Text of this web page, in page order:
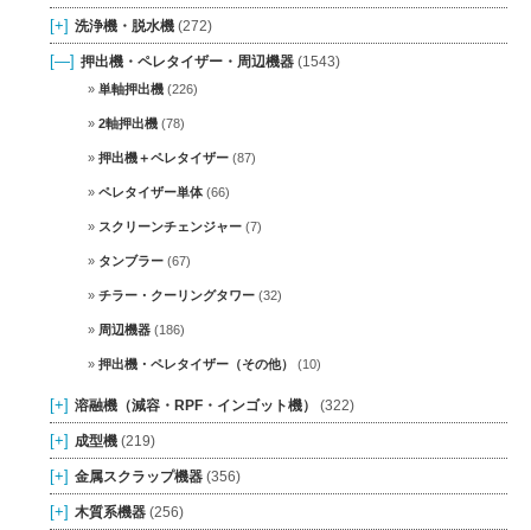
[+] 洗浄機・脱水機 (272)
[—] 押出機・ペレタイザー・周辺機器 (1543)
単軸押出機 (226)
2軸押出機 (78)
押出機＋ペレタイザー (87)
ペレタイザー単体 (66)
スクリーンチェンジャー (7)
タンブラー (67)
チラー・クーリングタワー (32)
周辺機器 (186)
押出機・ペレタイザー（その他） (10)
[+] 溶融機（減容・RPF・インゴット機） (322)
[+] 成型機 (219)
[+] 金属スクラップ機器 (356)
[+] 木質系機器 (256)